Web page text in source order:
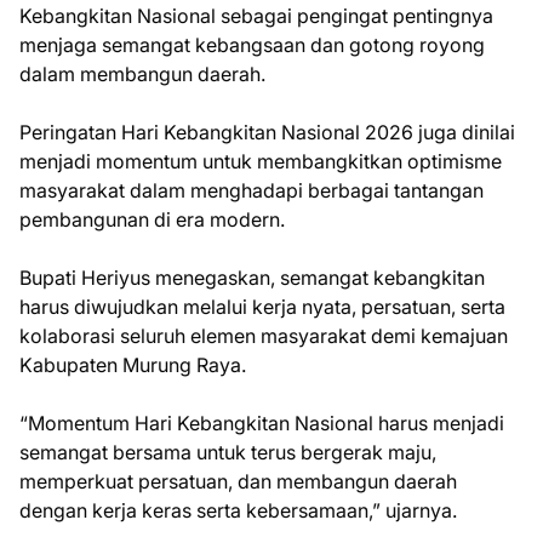
Kebangkitan Nasional sebagai pengingat pentingnya
menjaga semangat kebangsaan dan gotong royong
dalam membangun daerah.
Peringatan Hari Kebangkitan Nasional 2026 juga dinilai
menjadi momentum untuk membangkitkan optimisme
masyarakat dalam menghadapi berbagai tantangan
pembangunan di era modern.
Bupati Heriyus menegaskan, semangat kebangkitan
harus diwujudkan melalui kerja nyata, persatuan, serta
kolaborasi seluruh elemen masyarakat demi kemajuan
Kabupaten Murung Raya.
“Momentum Hari Kebangkitan Nasional harus menjadi
semangat bersama untuk terus bergerak maju,
memperkuat persatuan, dan membangun daerah
dengan kerja keras serta kebersamaan,” ujarnya.